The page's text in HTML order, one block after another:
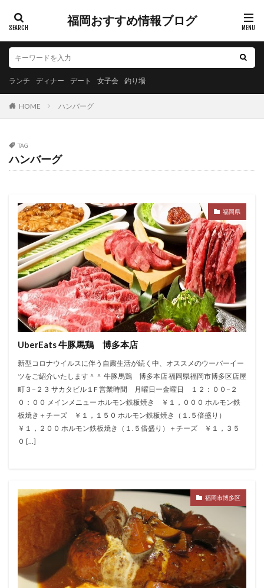
福岡おすすめ情報ブログ
ランチ ディナー デート 女子会 釣り場
HOME ハンバーグ
TAG
ハンバーグ
福岡県
UberEats 牛豚馬鶏 博多本店
新型コロナウイルスに伴う自粛生活が続く中、オススメのウーバーイー
ツをご紹介いたします＾＾ 牛豚馬鶏 博多本店 福岡県福岡市博多区店屋
町３−２３ サカタビル１F 営業時間 月曜日ー金曜日 １２：００−２
０：００ メインメニュー ホルモン鉄板焼き ￥１，０００ ホルモン鉄
板焼き＋チーズ ￥１，１５０ ホルモン鉄板焼き（１.５倍盛り）
￥１，２００ ホルモン鉄板焼き（１.５倍盛り）＋チーズ ￥１，３５
０ […]
福岡市博多区